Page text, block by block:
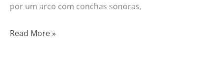
por um arco com conchas sonoras,
Read More »